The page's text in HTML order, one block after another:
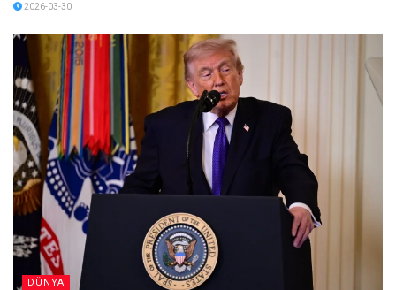
2026-03-30
DÜNYA